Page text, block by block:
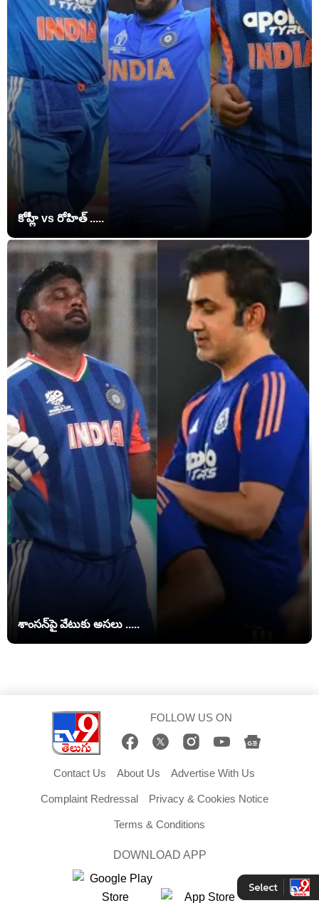
కోహ్లీ vs రోహిత్ .....
శాంసన్‌పై వేటుకు అసలు .....
FOLLOW US ON
Contact Us About Us Advertise With Us
Complaint Redressal Privacy & Cookies Notice
Terms & Conditions
DOWNLOAD APP